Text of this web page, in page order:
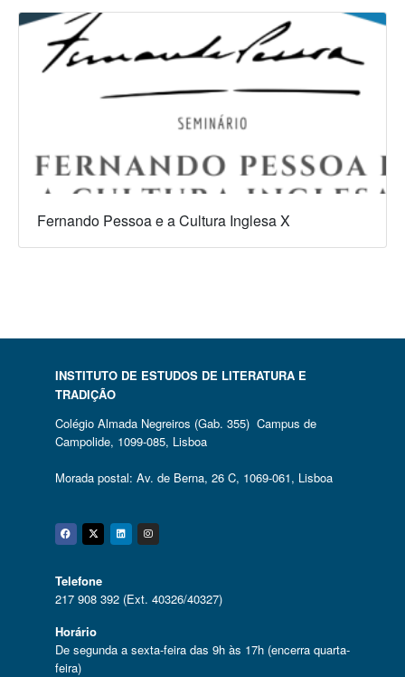
Fernando Pessoa e a Cultura Inglesa X
INSTITUTO DE ESTUDOS DE LITERATURA E
TRADIÇÃO
Colégio Almada Negreiros (Gab. 355) Campus de
Campolide, 1099-085, Lisboa
Morada postal: Av. de Berna, 26 C, 1069-061, Lisboa
Facebook
Twitter
Linkedin
Instagram
Telefone
217 908 392 (Ext. 40326/40327)
Horário
De segunda a sexta-feira das 9h às 17h (encerra quarta-
feira)